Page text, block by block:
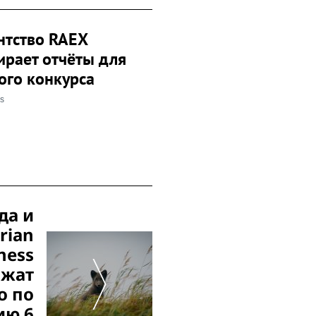
RAEX
отчёты для
конкурса
и
по